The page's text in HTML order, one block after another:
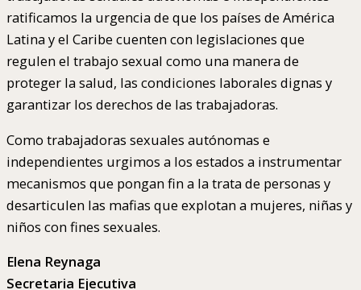
ratificamos la urgencia de que los países de América
Latina y el Caribe cuenten con legislaciones que
regulen el trabajo sexual como una manera de
proteger la salud, las condiciones laborales dignas y
garantizar los derechos de las trabajadoras.
Como trabajadoras sexuales autónomas e
independientes urgimos a los estados a instrumentar
mecanismos que pongan fin a la trata de personas y
desarticulen las mafias que explotan a mujeres, niñas y
niños con fines sexuales.
Elena Reynaga
Secretaria Ejecutiva